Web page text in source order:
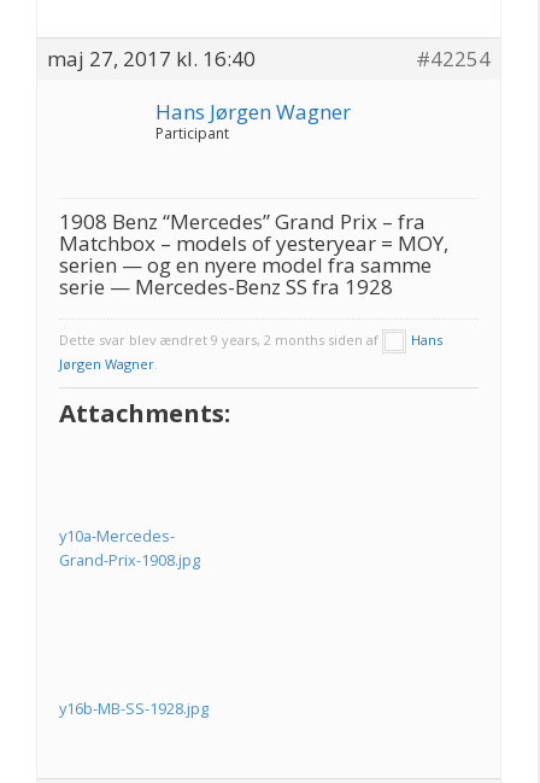
maj 27, 2017 kl. 16:40
#42254
Hans Jørgen Wagner
Participant
1908 Benz “Mercedes” Grand Prix – fra
Matchbox – models of yesteryear = MOY,
serien — og en nyere model fra samme
serie — Mercedes-Benz SS fra 1928
Dette svar blev ændret 9 years, 2 months siden af
Hans
Jørgen Wagner.
Attachments:
y10a-Mercedes-
Grand-Prix-1908.jpg
y16b-MB-SS-1928.jpg